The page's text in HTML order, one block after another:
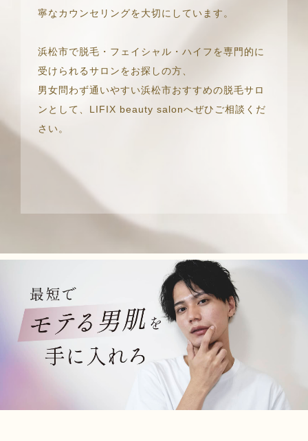
寧なカウンセリングを大切にしています。
浜松市で脱毛・フェイシャル・ハイフを専門的に
受けられるサロンをお探しの方、
男女問わず通いやすい浜松市おすすめの脱毛サロ
ンとして、LIFIX beauty salonへぜひご相談くだ
さい。